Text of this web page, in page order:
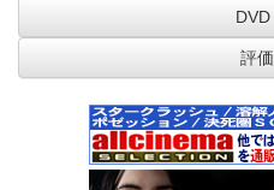
DVD
評価